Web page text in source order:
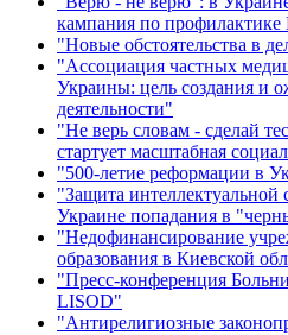
кампания по
"Новые обстоятельства в
"Ассоциация частных
Украины: цель создания и
деятельности"
"Не верь словам - сделай
стартует масштабная
"500-летие реформации в
"Защита интеллектуальной
Украине попадания в
"Недофинансирование
образования в Киевской
"Пресс-конференция
LISOD"
"Антирелигиозные